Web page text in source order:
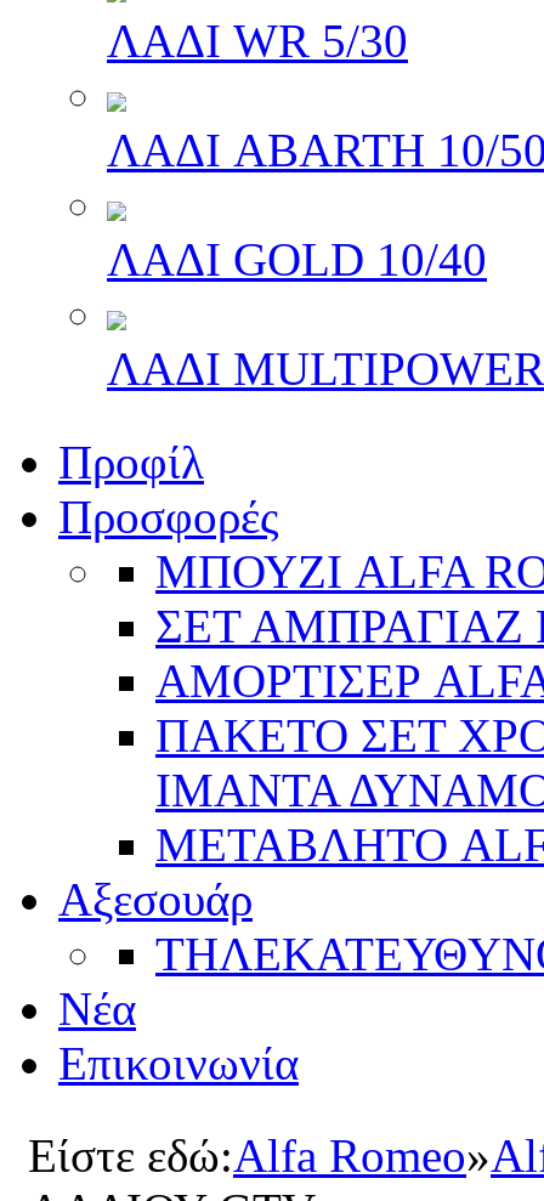
ΛΑΔΙ WR 5/30
ΛΑΔΙ ABARTH 10/
ΛΑΔΙ GOLD 10/40
ΛΑΔΙ
Προφίλ
Προσφορές
ΜΠΟΥΖΙ ALFA
ΣΕΤ ΑΜΠΡΑΓΙΑΖ
ΑΜΟΡΤΙΣΕΡ
ΠΑΚΕΤΟ ΣΕΤ
ΙΜΑΝΤΑ ΔΥΝΑΜΟ
ΜΕΤΑΒΛΗΤΟ
Αξεσουάρ
Νέα
Επικοινωνία
Είστε εδώ:Alfa Romeo»